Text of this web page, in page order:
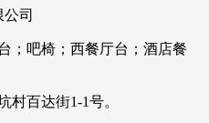
司
；吧椅；西餐厅台；酒店餐
村百达街1-1号。